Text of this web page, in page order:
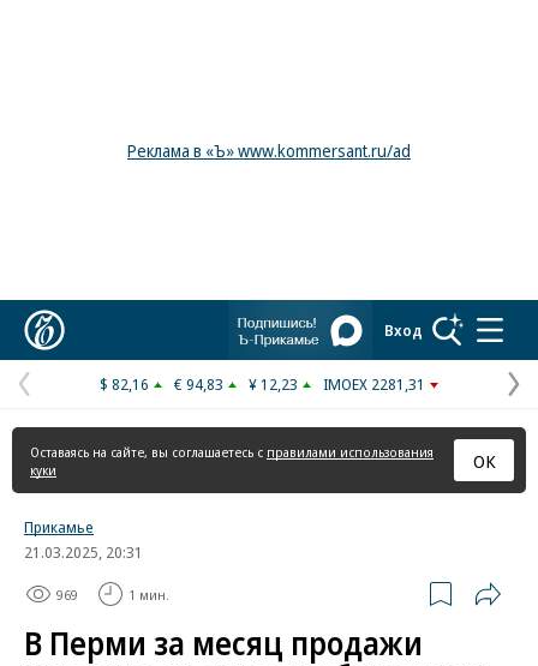
Реклама в «Ъ» www.kommersant.ru/ad
Вход
Предыдущая
страница
$ 82,16 € 94,83 ¥ 12,23 IMOEX 2281,31
Оставаясь на сайте, вы соглашаетесь с правилами использования
куки
ОК
Прикамье
21.03.2025, 20:31
969 1 мин.
В Перми за месяц продажи